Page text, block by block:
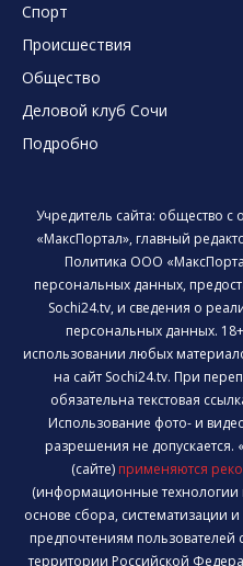
Спорт
Происшествия
Общество
Деловой клуб Сочи
Подробно
Учредитель сайта: общество с
«МаксПортал», главный
Политика ООО
персональных данных,
Sochi24.tv, и сведения о
персональных данных.
использовании любых
на сайт Sochi24.tv. При
обязательна текстовая
Использование фото- и
разрешения не
(сайте) применяются
(информационные
основе сбора, систематизации
предпочтениям пользователей
территории Российской